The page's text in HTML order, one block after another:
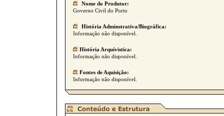
Nome do Produtor:
Governo Civil do Porto
História Adminstrativa/Biográfica:
Informação não disponível.
História Arquívistica:
Informação não disponível.
Fontes de Aquisição:
Informação não disponível.